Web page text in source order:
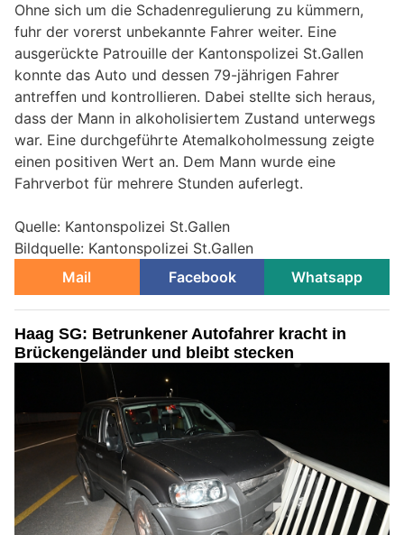
Ohne sich um die Schadenregulierung zu kümmern,
fuhr der vorerst unbekannte Fahrer weiter. Eine
ausgerückte Patrouille der Kantonspolizei St.Gallen
konnte das Auto und dessen 79-jährigen Fahrer
antreffen und kontrollieren. Dabei stellte sich heraus,
dass der Mann in alkoholisiertem Zustand unterwegs
war. Eine durchgeführte Atemalkoholmessung zeigte
einen positiven Wert an. Dem Mann wurde eine
Fahrverbot für mehrere Stunden auferlegt.
Quelle: Kantonspolizei St.Gallen
Bildquelle: Kantonspolizei St.Gallen
Mail
Facebook Whatsapp
Haag SG: Betrunkener Autofahrer kracht in
Brückengeländer und bleibt stecken